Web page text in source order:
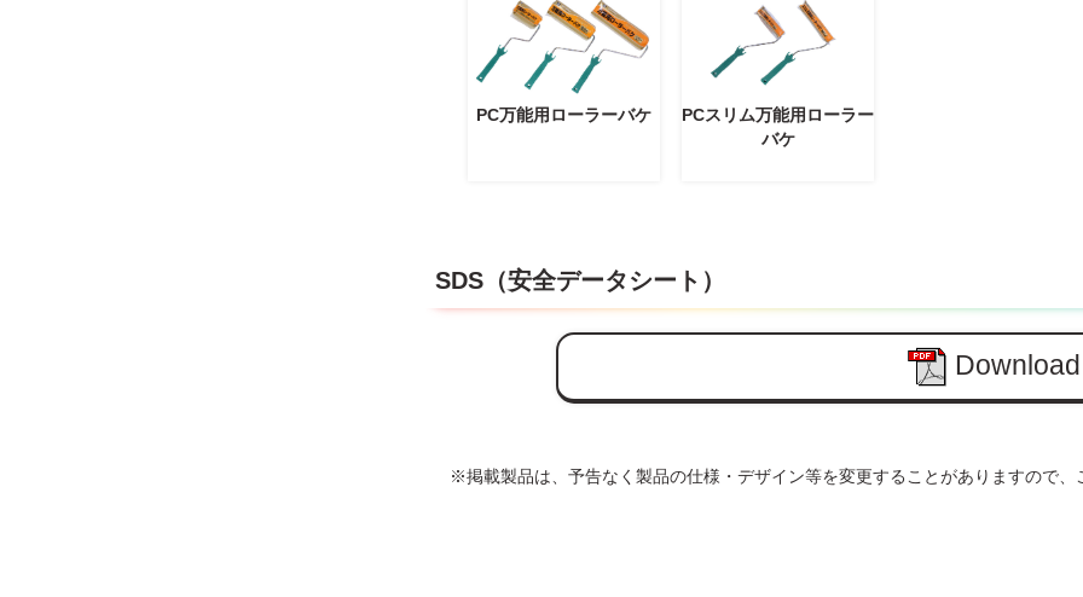
PC万能用ローラーバケ
PCスリム万能用ローラー
バケ
SDS（安全データシート）
Download
※掲載製品は、予告なく製品の仕様・デザイン等を変更することがありますので、